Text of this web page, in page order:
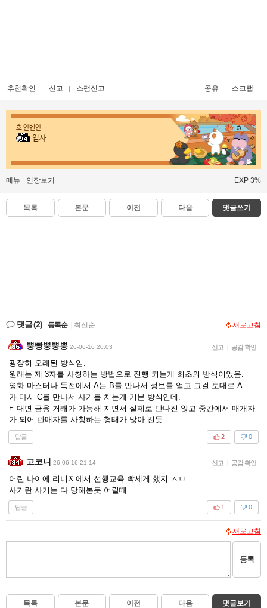
추천확인 신고 스팸신고 공유 스크랩
초 인벤인
입사
메뉴 인장보기 EXP 3%
목록 본문 이전 다음 댓글쓰기
댓글(2) 등록순 최신순 새로고침
뿡빵뿡뿡뿡 26-06-16 20:03 신고 | 공감 확인
굉장히 오래된 방식임.
원래는 제 3자를 사칭하는 방법으로 진행 되는게 최초의 방식이었음.
영화 마스터나 독전에서 A는 B를 만나서 정보를 얻고 그걸 토대로 A
가 다시 C를 만나서 사기를 치는게 기본 방식인데.
비대면 금융 거래가 가능해 지면서 실제로 만나진 않고 중간에서 매개자
가 되어 판매자를 사칭하는 형태가 많아 진듯
답글 0
2
고코니 26-06-16 21:14 신고 | 공감 확인
어린 나이에 리니지에서 선행교육 빡세게 했지 ㅅㅂ
사기란 사기는 다 당해본듯 어릴때
답글 0
1
새로고침
등록
목록 본문 이전 다음 댓글보기